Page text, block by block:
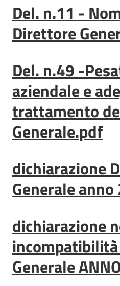
e
atti
ASP
e
il
Territorio
Progetti
Privati
Seguici
su
Del. n.11 -
Direttore
Del. n.49 -
aziendale e
trattamento
Generale.pdf
dichiarazione
Generale
dichiarazione
Generale